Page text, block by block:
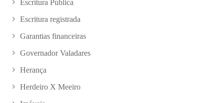
Escritura Pública
Escritura registrada
Garantias financeiras
Governador Valadares
Herança
Herdeiro X Meeiro